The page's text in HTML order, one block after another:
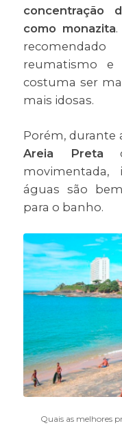
concentração
como monazita
reumatismo
costuma ser
mais idosas.
Porém, durante
Areia Preta
movimentada,
águas são
para o banho.
Quais as melhores